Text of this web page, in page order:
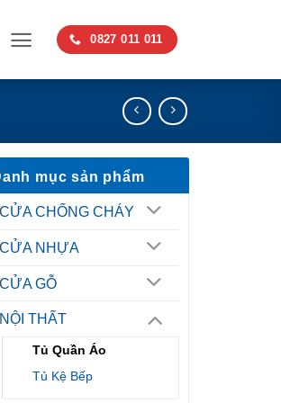
0827 011 011
mục sản phẩm
CỬA CHỐNG CHÁY
CỬA NHỰA
CỬA GỖ
NỘI THẤT
Tủ Quần Áo
Tủ Kệ Bếp